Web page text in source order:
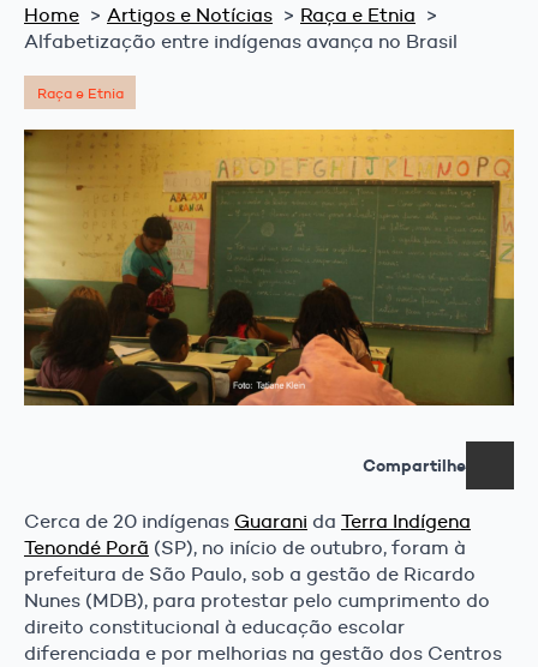
Home Artigos e Notícias
Raça e Etnia
Alfabetização entre indígenas avança no Brasil
Raça e Etnia
Compartilhe
Cerca de 20 indígenas Guarani da Terra Indígena
Tenondé Porã (SP), no início de outubro, foram à
prefeitura de São Paulo, sob a gestão de Ricardo
Nunes (MDB), para protestar pelo cumprimento do
direito constitucional à educação escolar
diferenciada e por melhorias na gestão dos Centros